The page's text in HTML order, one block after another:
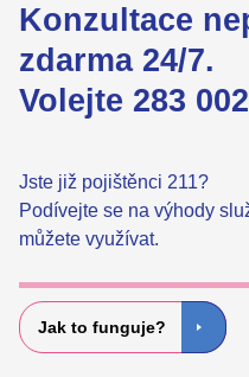
Konzultace
zdarma 24/7.
Volejte 283
Jste již pojištěnci 211?
Podívejte se na výhody
můžete využívat.
Jak to funguje?